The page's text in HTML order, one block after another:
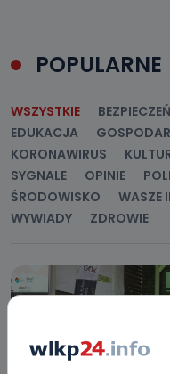
POPULARNE
WSZYSTKIE
EDUKACJA
KORONAWIRUS
SYGNALE
OPINIE
ŚRODOWISKO
WASZE
WYWIADY
ZDROWIE